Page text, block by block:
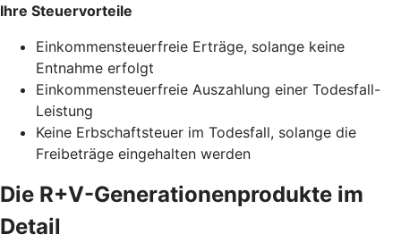
Ihre Steuervorteile
Einkommensteuerfreie Erträge, solange keine
Entnahme erfolgt
Einkommensteuerfreie Auszahlung einer Todesfall-
Leistung
Keine Erbschaftsteuer im Todesfall, solange die
Freibeträge eingehalten werden
Die R+V-Generationenprodukte im
Detail